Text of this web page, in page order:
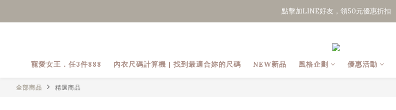
點擊加LINE好友，領50元優惠折扣
點擊加LINE好友，領50元優惠折扣
寵愛女王．任3件888
內衣尺碼計算機 | 找到最適合妳的尺碼 NEW新品 風格企劃 優惠活動
全部商品 精選商品